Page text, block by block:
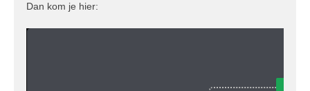
Dan kom je hier: